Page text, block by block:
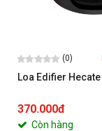
(0)
Loa Edifier
370.000đ
Còn hàng